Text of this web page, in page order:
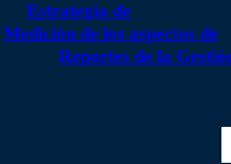
Estrategia de
Medición de los aspectos de
Reportes de la